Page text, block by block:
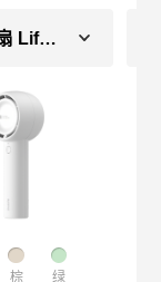
手持风扇 Life5（常规款）
棕 绿